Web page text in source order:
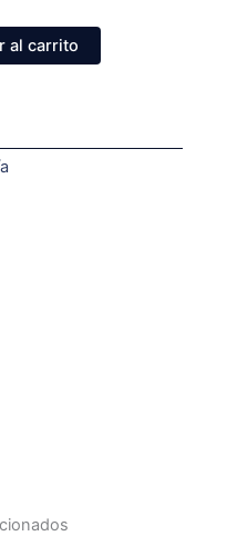
al carrito